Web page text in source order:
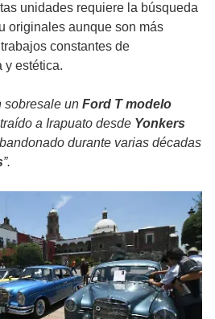
unidades requiere la búsqueda
originales aunque son más
constantes de
y estética.
sobresale un Ford T modelo
a Irapuato desde Yonkers
durante varias décadas
”.